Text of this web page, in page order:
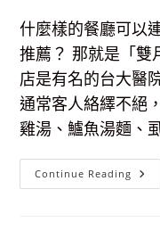
適
合
聚
餐
(外
帶
便
當
元
紅
茶)
什麼樣的餐廳可以
推薦？ 那就是「雙
店是有名的台大醫
通常客人絡繹不絕
雞湯、鱸魚湯麵、
Continue Reading 【台
北